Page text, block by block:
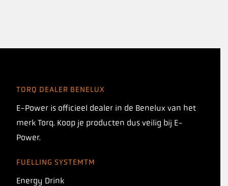
TORQ DEALER BENELUX
E-Power is officieel dealer in de Benelux van het
merk Torq. Koop je producten dus veilig bij E-
Power.
FUELLING SYSTEMTM
Energy Drink